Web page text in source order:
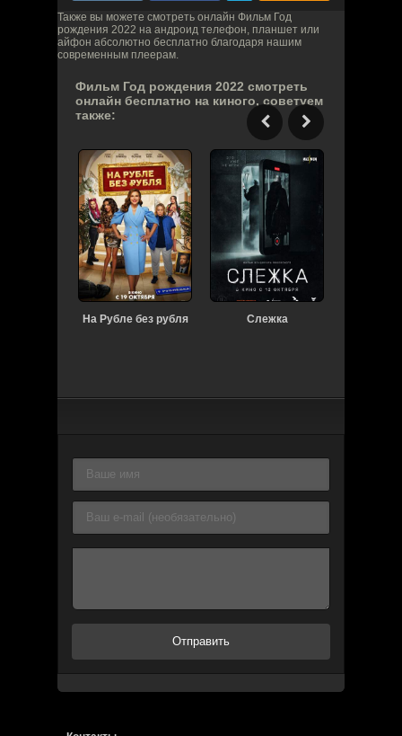
Также вы можете смотреть онлайн Фильм Год
рождения 2022 на андроид телефон, планшет или
айфон абсолютно бесплатно благодаря нашим
современным плеерам.
Фильм Год рождения 2022 смотреть
онлайн бесплатно на киного, советуем
также:
На Рубле без рубля Слежка
Отправить